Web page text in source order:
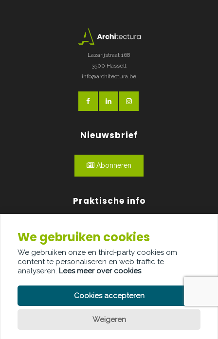
Lazarijstraat 168
3500 Hasselt
info@architectura.be
Nieuwsbrief
Abonneren
Praktische info
Over ons
Adverteren
Contact
We gebruiken cookies
We gebruiken onze en third-party cookies om
content te personaliseren en web traffic te
analyseren. Lees meer over cookies
Cookies accepteren
Weigeren